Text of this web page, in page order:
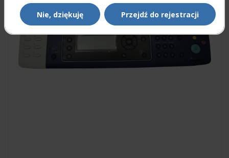
Nie, dziękuję Przejdź do rejestracji